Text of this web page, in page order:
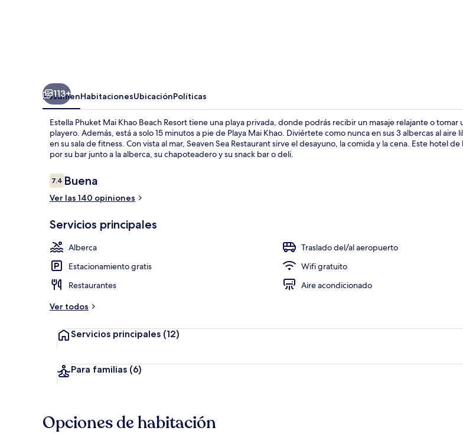
113+
ResumenHabitacionesUbicaciónPolíticas
Estella Phuket Mai Khao Beach Resort tiene una playa privada, donde podrás recibir un masaje relajante o tomar
playero. Además, está a solo 15 minutos a pie de Playa Mai Khao. Diviértete como nunca en sus 3 albercas al aire
en su sala de fitness. Con vista al mar, Seaven Sea Restaurant sirve el desayuno, la comida y la cena. Este hotel
por su bar junto a la alberca, su chapoteadero y su snack bar o deli.
Opiniones
7.47.4 de 10,
Buena
Ver las 140 opiniones
Servicios principales
Alberca
Traslado del/al aeropuerto
Estacionamiento gratis
Wifi gratuito
Restaurantes
Aire acondicionado
Ver todos
Servicios principales (12)
Para familias (6)
Opciones de habitación